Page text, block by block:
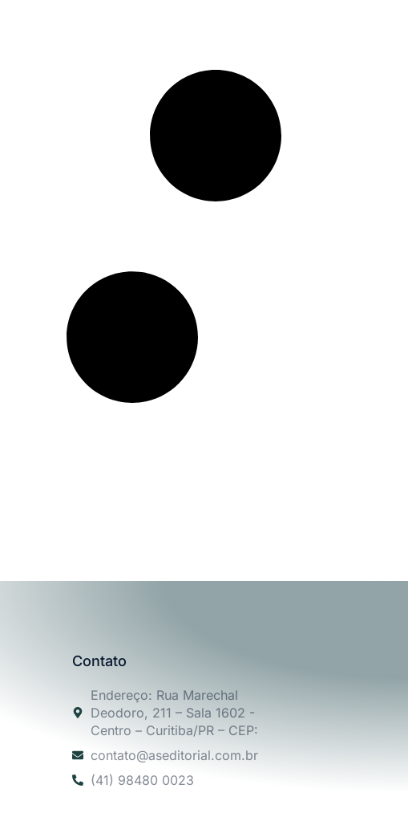
Contato
Endereço: Rua Marechal
Deodoro, 211 – Sala 1602 -
Centro – Curitiba/PR – CEP:
contato@aseditorial.com.br
(41) 98480 0023